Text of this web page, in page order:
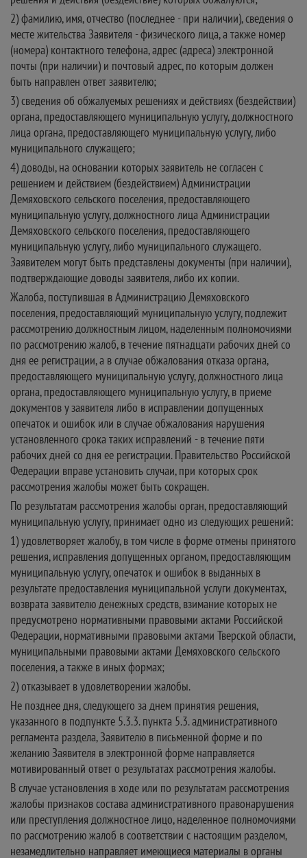
2) фамилию, имя, отчество (последнее - при наличии), сведения о
месте жительства Заявителя - физического лица, а также номер
(номера) контактного телефона, адрес (адреса) электронной
почты (при наличии) и почтовый адрес, по которым должен
быть направлен ответ заявителю;
3) сведения об обжалуемых решениях и действиях (бездействии)
органа, предоставляющего муниципальную услугу, должностного
лица органа, предоставляющего муниципальную услугу, либо
муниципального служащего;
4) доводы, на основании которых заявитель не согласен с
решением и действием (бездействием) Администрации
Демяховского сельского поселения, предоставляющего
муниципальную услугу, должностного лица Администрации
Демяховского сельского поселения, предоставляющего
муниципальную услугу, либо муниципального служащего.
Заявителем могут быть представлены документы (при наличии),
подтверждающие доводы заявителя, либо их копии.
Жалоба, поступившая в Администрацию Демяховского
поселения, предоставляющий муниципальную услугу, подлежит
рассмотрению должностным лицом, наделенным полномочиями
по рассмотрению жалоб, в течение пятнадцати рабочих дней со
дня ее регистрации, а в случае обжалования отказа органа,
предоставляющего муниципальную услугу, должностного лица
органа, предоставляющего муниципальную услугу, в приеме
документов у заявителя либо в исправлении допущенных
опечаток и ошибок или в случае обжалования нарушения
установленного срока таких исправлений - в течение пяти
рабочих дней со дня ее регистрации. Правительство Российской
Федерации вправе установить случаи, при которых срок
рассмотрения жалобы может быть сокращен.
По результатам рассмотрения жалобы орган, предоставляющий
муниципальную услугу, принимает одно из следующих решений:
1) удовлетворяет жалобу, в том числе в форме отмены принятого
решения, исправления допущенных органом, предоставляющим
муниципальную услугу, опечаток и ошибок в выданных в
результате предоставления муниципальной услуги документах,
возврата заявителю денежных средств, взимание которых не
предусмотрено нормативными правовыми актами Российской
Федерации, нормативными правовыми актами Тверской области,
муниципальными правовыми актами Демяховского сельского
поселения, а также в иных формах;
2) отказывает в удовлетворении жалобы.
Не позднее дня, следующего за днем принятия решения,
указанного в подпункте 5.3.3. пункта 5.3. административного
регламента раздела, Заявителю в письменной форме и по
желанию Заявителя в электронной форме направляется
мотивированный ответ о результатах рассмотрения жалобы.
В случае установления в ходе или по результатам рассмотрения
жалобы признаков состава административного правонарушения
или преступления должностное лицо, наделенное полномочиями
по рассмотрению жалоб в соответствии с настоящим разделом,
незамедлительно направляет имеющиеся материалы в органы